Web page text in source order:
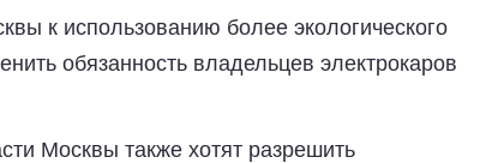
к использованию более экологического
обязанность владельцев электрокаров
Москвы также хотят разрешить